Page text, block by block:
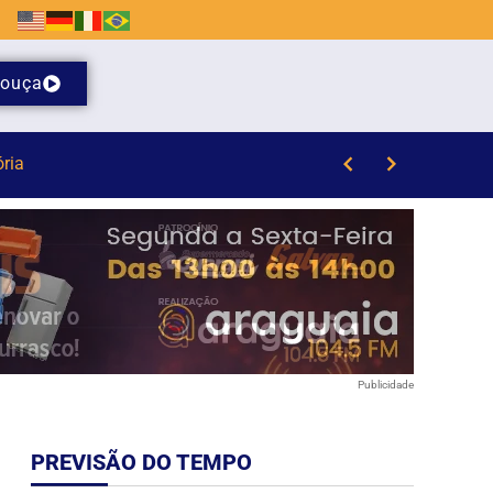
ouça
em Brusque
Publicidade
PREVISÃO DO TEMPO